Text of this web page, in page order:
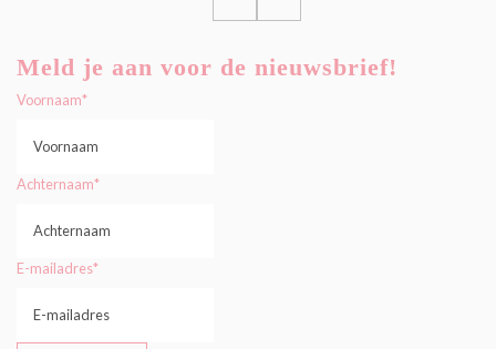
Meld je aan voor de nieuwsbrief!
Voornaam*
Achternaam*
E-mailadres*